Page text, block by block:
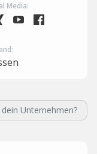
Media:
Unternehmen?